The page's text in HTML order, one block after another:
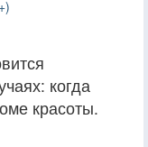
когда
красоты.